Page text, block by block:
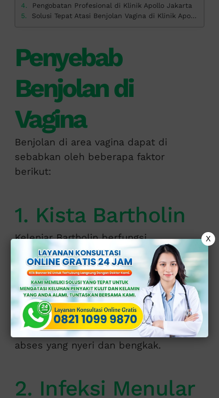
Pengobatan Profesional di Klinik Apollo Jakarta
Solusi Tepat Atasi Benjolan Vagina di Klinik Apollo
Penyebab
Benjolan di
Vagina
Benjolan di area vagina dapat di
sebabkan oleh beberapa faktor
berikut:
1. Kista Bartholin
Kelenjar Bartholin berfungsi
menghasilkan cairan pelumas pada
vagina.
Jika salurannya tersumbat, cairan akan
menumpuk dan membentuk kista.
Jika kista terinfeksi, bisa menimbulkan
abses yang nyeri dan bengkak.
2. Infeksi Menular
X